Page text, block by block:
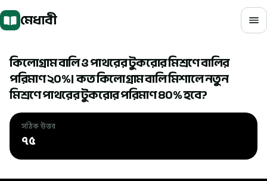
মূল বিষয়বস্তুতে যান
মেধাবী
কিলোগ্রাম বালি ও পাথরের টুকরোর মিশ্রণে বালির
পরিমাণ ২০%। কত কিলোগ্রাম বালি মিশালে নতুন
মিশ্রণে পাথরের টুকরোর পরিমাণ ৪০% হবে?
সঠিক উত্তর
৭৫
সঠিক উত্তর: ৭৫